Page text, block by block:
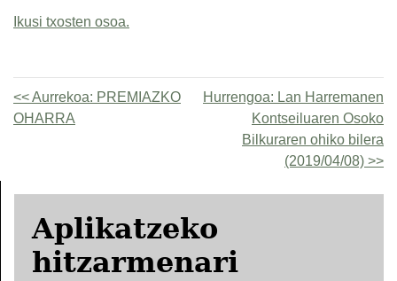
Ikusi txosten osoa.
Aurrekoa: PREMIAZKO
OHARRA
Hurrengoa: Lan Harremanen
Kontseiluaren Osoko
Bilkuraren ohiko bilera
(2019/04/08)
Aplikatzeko
hitzarmenari